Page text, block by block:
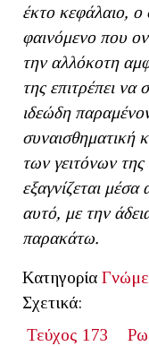
έκτο κεφάλαιο, ο
φαινόμενο που
την αλλόκοτη
της επιτρέπει να
ιδεώδη
συναισθηματική
των γειτόνων
εξαγνίζεται
αυτό, με την
παρακάτω.
Κατηγορία
Σχετικά:
Τεύχος 173